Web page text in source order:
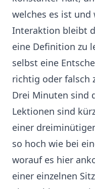
welches es ist
Interaktion bleibt
eine Definition zu
selbst eine
richtig oder falsch
Drei Minuten sind
Lektionen sind
einer
so hoch wie bei
worauf es hier
einer einzelnen